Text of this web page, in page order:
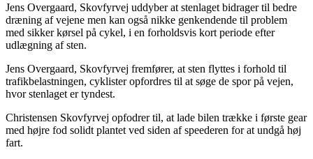
Jens Overgaard, Skovfyrvej uddyber at stenlaget bidrager til bedre
dræning af vejene men kan også nikke genkendende til problem
med sikker kørsel på cykel, i en forholdsvis kort periode efter
udlægning af sten.
Jens Overgaard, Skovfyrvej fremfører, at sten flyttes i forhold til
trafikbelastningen, cyklister opfordres til at søge de spor på vejen,
hvor stenlaget er tyndest.
Christensen Skovfyrvej opfodrer til, at lade bilen trække i første gear
med højre fod solidt plantet ved siden af speederen for at undgå høj
fart.